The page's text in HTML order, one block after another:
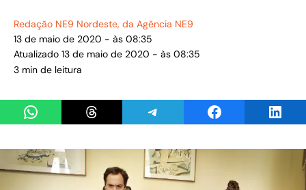
Redação NE9 Nordeste, da Agência NE9
13 de maio de 2020 - às 08:35
Atualizado 13 de maio de 2020 - às 08:35
3 min de leitura
Share on WhatsAppShare on ThreadsShare on TelegramShare on Facebook